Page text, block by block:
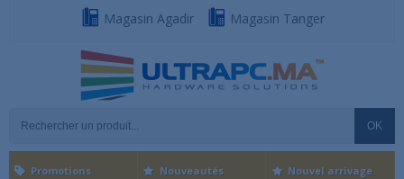
Magasin Agadir
Magasin Tanger
OK
Promotions Nouveautés Nouvel arrivage